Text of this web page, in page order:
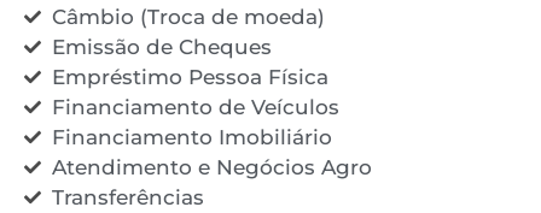
Câmbio (Troca de moeda)
Emissão de Cheques
Empréstimo Pessoa Física
Financiamento de Veículos
Financiamento Imobiliário
Atendimento e Negócios Agro
Transferências